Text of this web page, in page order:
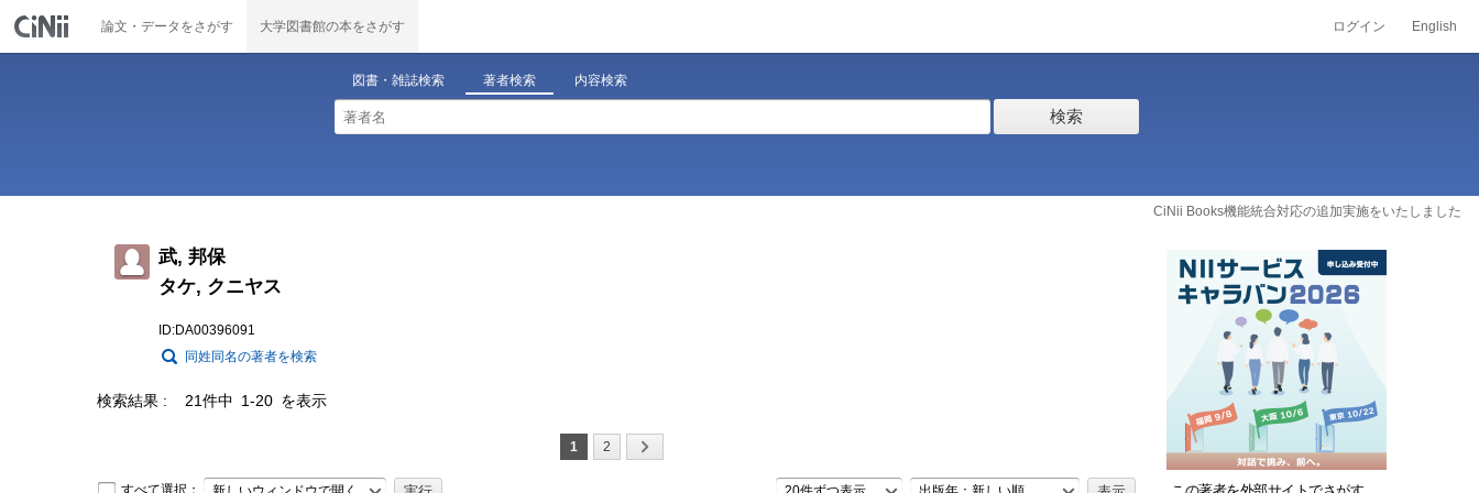
論文・データをさがす 大学図書館の本をさがす ログイン English
図書・雑誌検索 著者検索 内容検索
検索
CiNii Books機能統合対応の追加実施をいたしました
武, 邦保
タケ, クニヤス
ID:DA00396091
同姓同名の著者を検索
検索結果 21件中 1-20 を表示
1 2
すべて選択：